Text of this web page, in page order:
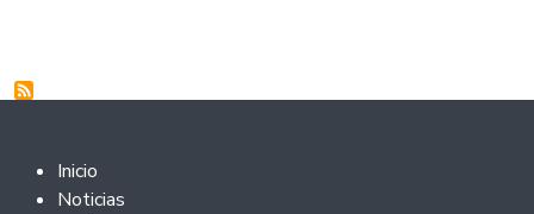
Footer 2
Inicio
Noticias